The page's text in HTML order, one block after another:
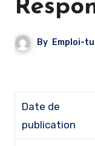
By Emploi-
Date de
publication